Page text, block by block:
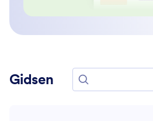
Gidsen Handleidingen